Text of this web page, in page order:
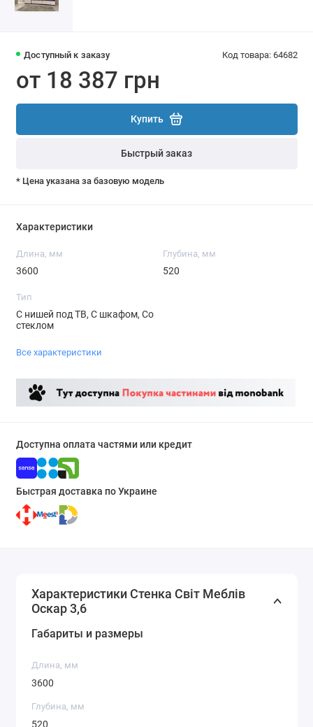
Доступный к заказу Код товара: 64682
от 18 387 грн
Купить
Быстрый заказ
* Цена указана за базовую модель
Характеристики
Длина, мм
3600
Глубина, мм
520
Тип
С нишей под ТВ, С шкафом, Со
стеклом
Все характеристики
Доступна оплата частями или кредит
Быстрая доставка по Украине
Характеристики Стенка Світ Меблів
Оскар 3,6
Габариты и размеры
Длина, мм
3600
Глубина, мм
520